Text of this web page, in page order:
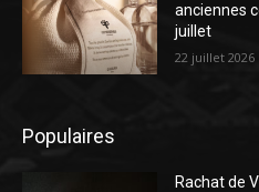
anciennes
juillet
22 juillet 2026
Populaires
Rachat de